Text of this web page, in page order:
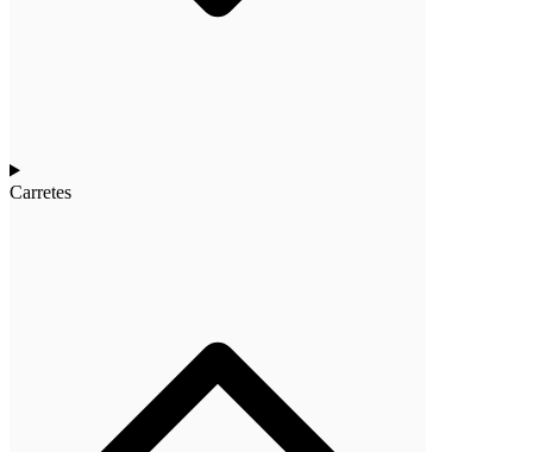
Carretes